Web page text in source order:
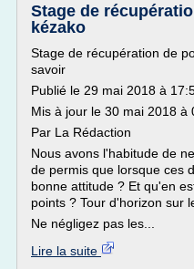
Stage de
kézako
Stage de récupération de
savoir
Publié le 29 mai 2018 à
Mis à jour le 30 mai 2018 à
Par La Rédaction
Nous avons l'habitude de
de permis que lorsque ces
bonne attitude ? Et qu'en
points ? Tour d'horizon sur
Ne négligez pas les...
Lire la suite